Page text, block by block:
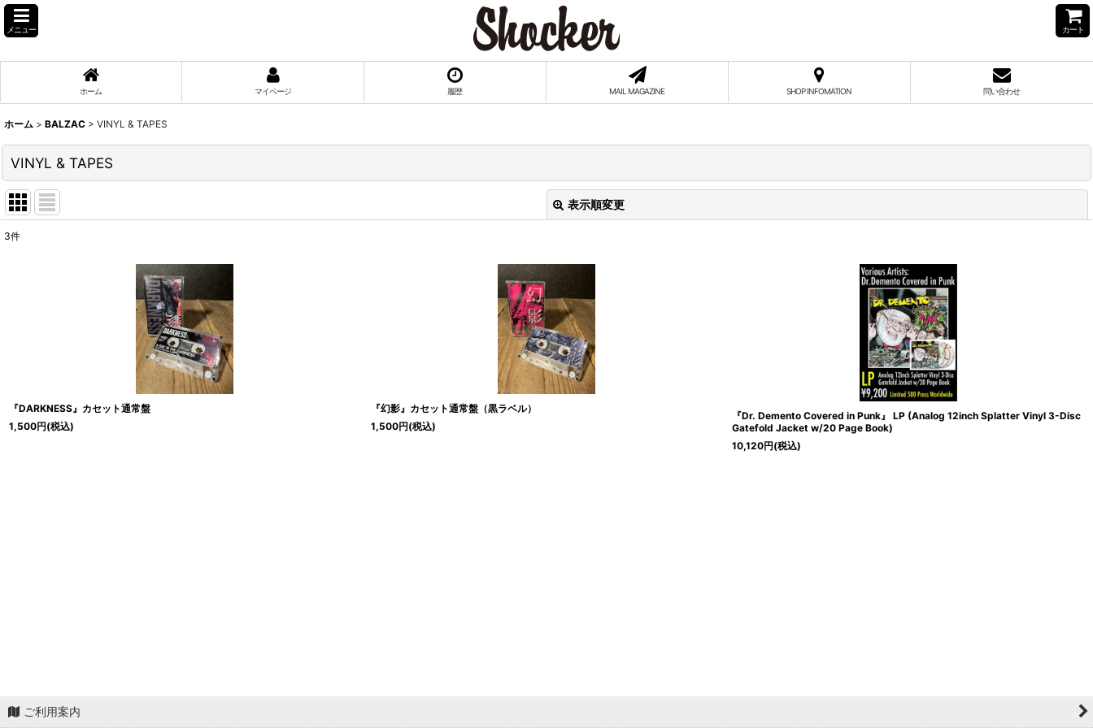
メニュー カート
ホーム マイページ 履歴 MAIL MAGAZINE SHOP INFOMATION 問い合わせ
ホーム > BALZAC > VINYL & TAPES
VINYL & TAPES
表示順変更
絞り込む
3件
『DARKNESS』カセット通常盤
1,500円(税込)
『幻影』カセット通常盤（黒ラベル）
1,500円(税込)
『Dr. Demento Covered in Punk』 LP (Analog 12inch Splatter Vinyl 3-Disc
Gatefold Jacket w/20 Page Book)
10,120円(税込)
ご利用案内